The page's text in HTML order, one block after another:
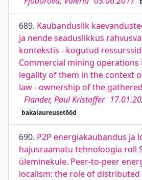
689. Kaubanduslik
ja nende seaduslikkus
kontekstis - kogutud
Commercial mining operations
legality of them in the context
law - ownership of the
Flander, Paul Kristoffer
bakalaureusetööd
690. P2P energiakaubandus ja
hajusraamatu tehnoloogia roll
üleminekule. Peer-to-peer
localism: the role of